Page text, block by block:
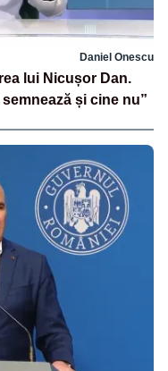
Daniel Onescu
lui Nicușor Dan.
și cine nu”